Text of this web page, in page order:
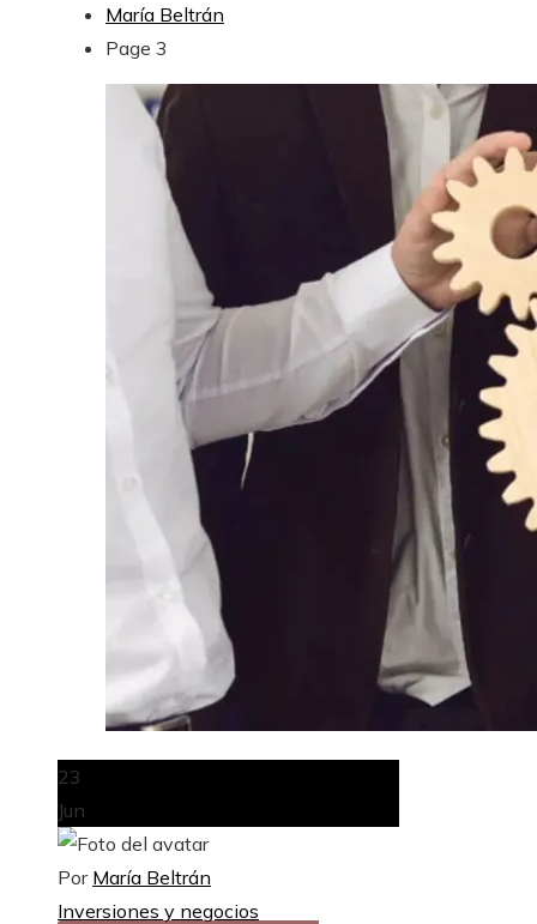
María Beltrán
Page 3
23
Jun
Por María Beltrán
Inversiones y negocios